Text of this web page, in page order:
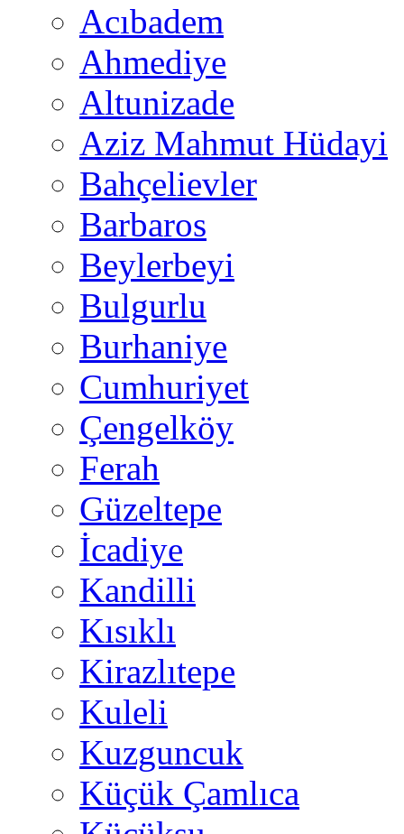
Acıbadem
Ahmediye
Altunizade
Aziz Mahmut Hüdayi
Bahçelievler
Barbaros
Beylerbeyi
Bulgurlu
Burhaniye
Cumhuriyet
Çengelköy
Ferah
Güzeltepe
İcadiye
Kandilli
Kısıklı
Kirazlıtepe
Kuleli
Kuzguncuk
Küçük Çamlıca